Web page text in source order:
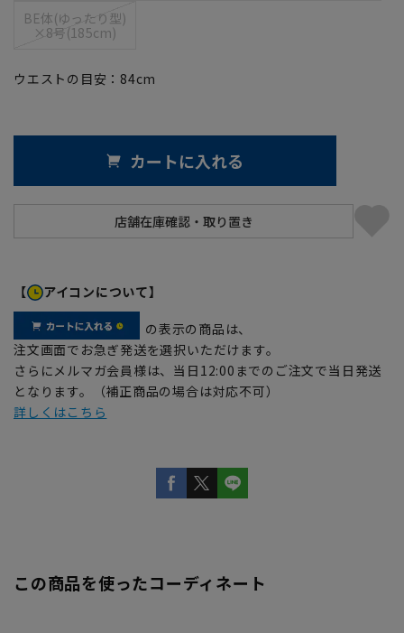
BE体(ゆったり型)
×8号(185cm)
ウエストの目安： 84cm
カートに入れる
【 アイコンについて】
の表示の商品は、
注文画面でお急ぎ発送を選択いただけます。
さらにメルマガ会員様は、当日12:00までのご注文で当日発送
となります。（補正商品の場合は対応不可）
詳しくはこちら
この商品を使ったコーディネート